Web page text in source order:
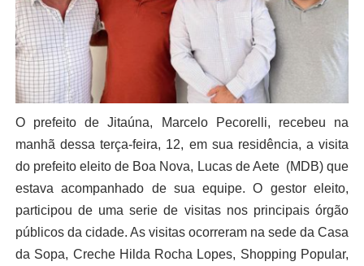
O prefeito de Jitaúna, Marcelo Pecorelli, recebeu na
manhã dessa terça-feira, 12, em sua residência, a visita
do prefeito eleito de Boa Nova, Lucas de Aete (MDB) que
estava acompanhado de sua equipe. O gestor eleito,
participou de uma serie de visitas nos principais órgão
públicos da cidade. As visitas ocorreram na sede da Casa
da Sopa, Creche Hilda Rocha Lopes, Shopping Popular,